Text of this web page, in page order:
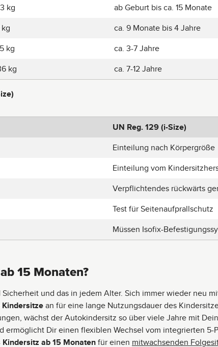
kg
ab Geburt bis ca. 15 Monate
ca. 9 Monate bis 4 Jahre
kg
ca. 3-7 Jahre
kg ca. 7-12 Jahre
UN Reg. 129 (i-Size)
Einteilung nach Körpergröße
Einteilung vom
Verpflichtendes rückwärts
Test für Seitenaufprallschutz
Müssen Isofix-
15 Monaten?
und das in jedem Alter. Sich immer wieder neu
an für eine lange Nutzungsdauer des
wächst der Autokindersitz so über viele Jahre mit
ermöglicht Dir einen flexiblen Wechsel vom integrierten
Kindersitz ab 15 Monatenfür einen mitwachsenden